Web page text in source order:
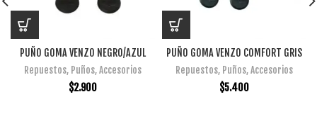
PUÑO GOMA VENZO NEGRO/AZUL
Repuestos, Puños,Accesorios
$2.900
PUÑO GOMA VENZO COMFORT GRIS
Repuestos, Puños,Accesorios
$5.400